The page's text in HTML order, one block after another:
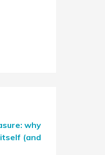
why
(and